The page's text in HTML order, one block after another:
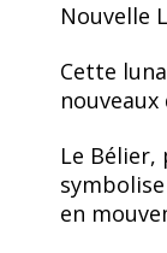
Nouvelle
Cette
Le Bélier,
en